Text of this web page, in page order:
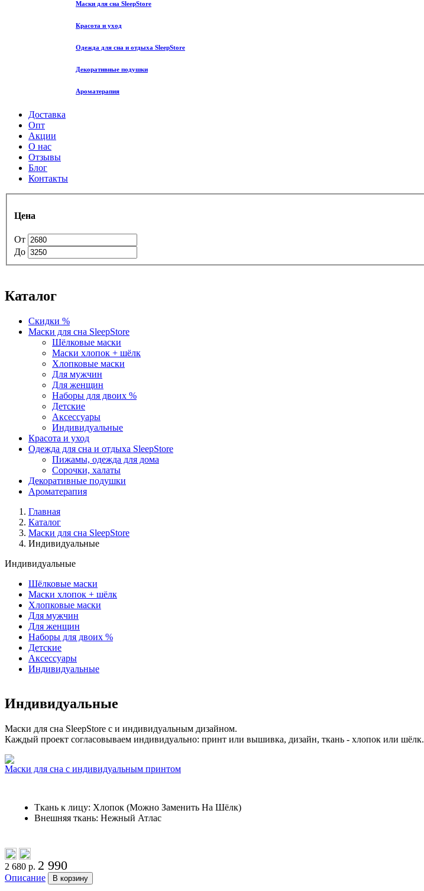
Маски для сна SleepStore
Красота и уход
Одежда для сна и отдыха SleepStore
Декоративные подушки
Ароматерапия
Доставка
Опт
Акции
О нас
Отзывы
Блог
Контакты
Цена
От
До
Каталог
Скидки %
Маски для сна SleepStore
Шёлковые маски
Маски хлопок + шёлк
Хлопковые маски
Для мужчин
Для женщин
Наборы для двоих %
Детские
Аксессуары
Индивидуальные
Красота и уход
Одежда для сна и отдыха SleepStore
Пижамы, одежда для дома
Сорочки, халаты
Декоративные подушки
Ароматерапия
Главная
Каталог
Маски для сна SleepStore
Индивидуальные
Индивидуальные
Шёлковые маски
Маски хлопок + шёлк
Хлопковые маски
Для мужчин
Для женщин
Наборы для двоих %
Детские
Аксессуары
Индивидуальные
Индивидуальные
Маски для сна SleepStore c и индивидуальным дизайном.
Каждый проект согласовываем индивидуально: принт или вышивка, дизайн, ткань - хлопок или шёлк.
Маски для сна с индивидуальным принтом
Ткань к лицу: Хлопок (Можно Заменить На Шёлк)
Внешняя ткань: Нежный Атлас
2 680 р. 2 990
Описание В корзину